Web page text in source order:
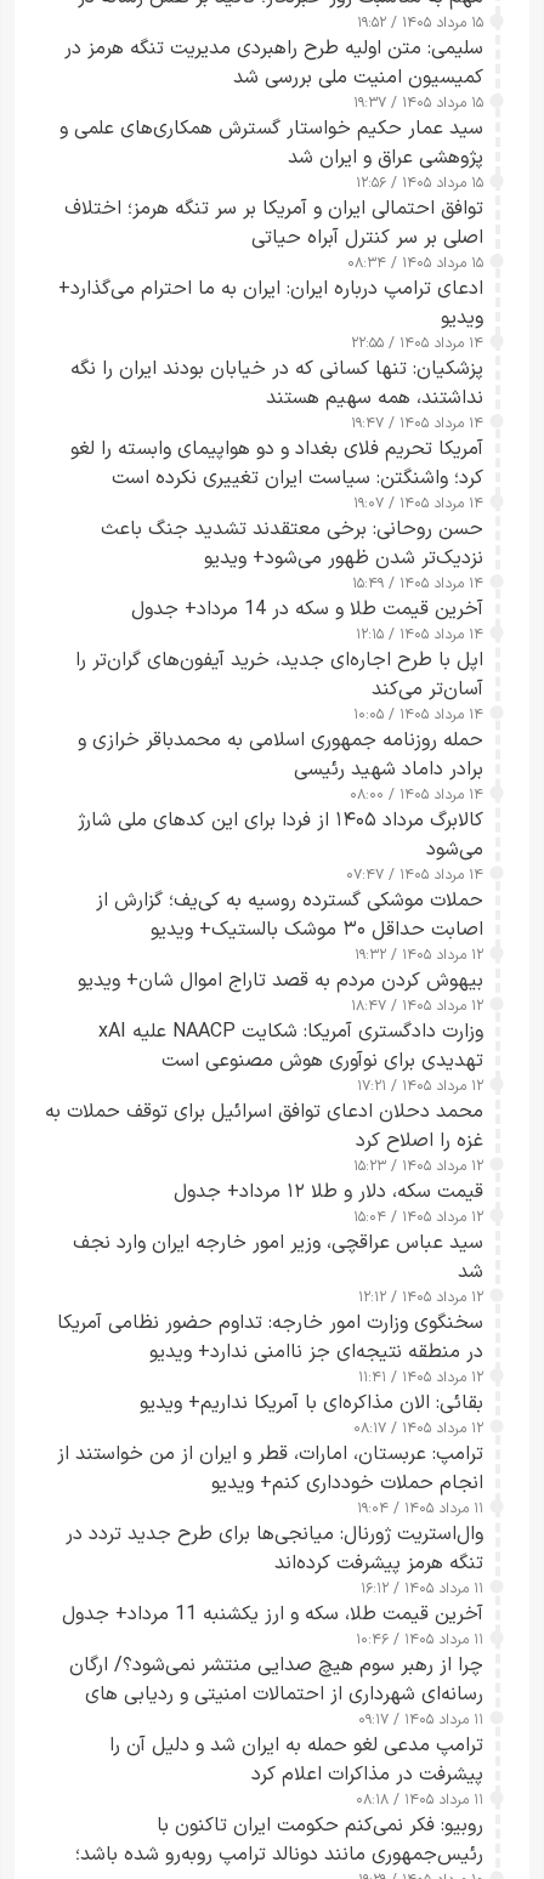
تقویت امنیت و اعتماد عمومی
۱۵ مرداد ۱۴۰۵ / ۱۹:۵۲
سلیمی: متن اولیه طرح راهبردی مدیریت تنگه هرمز در
کمیسیون امنیت ملی بررسی شد
۱۵ مرداد ۱۴۰۵ / ۱۹:۳۷
سید عمار حکیم خواستار گسترش همکاری‌های علمی و
پژوهشی عراق و ایران شد
۱۵ مرداد ۱۴۰۵ / ۱۲:۵۶
توافق احتمالی ایران و آمریکا بر سر تنگه هرمز؛ اختلاف
اصلی بر سر کنترل آبراه حیاتی
۱۵ مرداد ۱۴۰۵ / ۰۸:۳۴
ادعای ترامپ درباره ایران: ایران به ما احترام می‌گذارد+
ویدیو
۱۴ مرداد ۱۴۰۵ / ۲۲:۵۵
پزشکیان: تنها کسانی که در خیابان بودند ایران را نگه
نداشتند، همه سهیم هستند
۱۴ مرداد ۱۴۰۵ / ۱۹:۴۷
آمریکا تحریم فلای بغداد و دو هواپیمای وابسته را لغو
کرد؛ واشنگتن: سیاست ایران تغییری نکرده است
۱۴ مرداد ۱۴۰۵ / ۱۹:۰۷
حسن روحانی: برخی معتقدند تشدید جنگ باعث
نزدیک‌تر شدن ظهور می‌شود+ ویدیو
۱۴ مرداد ۱۴۰۵ / ۱۵:۴۹
آخرین قیمت طلا و سکه در 14 مرداد+ جدول
۱۴ مرداد ۱۴۰۵ / ۱۲:۱۵
اپل با طرح اجاره‌ای جدید، خرید آیفون‌های گران‌تر را
آسان‌تر می‌کند
۱۴ مرداد ۱۴۰۵ / ۱۰:۰۵
حمله روزنامه جمهوری اسلامی به محمدباقر خرازی و
برادر داماد شهید رئیسی
۱۴ مرداد ۱۴۰۵ / ۰۸:۰۰
کالابرگ مرداد ۱۴۰۵ از فردا برای این کدهای ملی شارژ
می‌شود
۱۴ مرداد ۱۴۰۵ / ۰۷:۴۷
حملات موشکی گسترده روسیه به کی‌یف؛ گزارش از
اصابت حداقل ۳۰ موشک بالستیک+ ویدیو
۱۲ مرداد ۱۴۰۵ / ۱۹:۳۲
بیهوش کردن مردم به قصد تاراج اموال شان+ ویدیو
۱۲ مرداد ۱۴۰۵ / ۱۸:۴۷
وزارت دادگستری آمریکا: شکایت NAACP علیه xAI
تهدیدی برای نوآوری هوش مصنوعی است
۱۲ مرداد ۱۴۰۵ / ۱۷:۲۱
محمد دحلان ادعای توافق اسرائیل برای توقف حملات به
غزه را اصلاح کرد
۱۲ مرداد ۱۴۰۵ / ۱۵:۲۳
قیمت سکه، دلار و طلا ۱۲ مرداد+ جدول
۱۲ مرداد ۱۴۰۵ / ۱۵:۰۴
سید عباس عراقچی، وزیر امور خارجه ایران وارد نجف
شد
۱۲ مرداد ۱۴۰۵ / ۱۲:۱۲
سخنگوی وزارت امور خارجه: تداوم حضور نظامی آمریکا
در منطقه نتیجه‌ای جز ناامنی ندارد+ ویدیو
۱۲ مرداد ۱۴۰۵ / ۱۱:۴۱
بقائی: الان مذاکره‌ای با آمریکا نداریم+ ویدیو
۱۲ مرداد ۱۴۰۵ / ۰۸:۱۷
ترامپ: عربستان، امارات، قطر و ایران از من خواستند از
انجام حملات خودداری کنم+ ویدیو
۱۱ مرداد ۱۴۰۵ / ۱۹:۰۴
وال‌استریت ژورنال: میانجی‌ها برای طرح جدید تردد در
تنگه هرمز پیشرفت کرده‌اند
۱۱ مرداد ۱۴۰۵ / ۱۶:۱۲
آخرین قیمت طلا، سکه و ارز یکشنبه 11 مرداد+ جدول
۱۱ مرداد ۱۴۰۵ / ۱۰:۴۶
چرا از رهبر سوم هیچ صدایی منتشر نمی‌شود؟/ ارگان
رسانه‌ای شهرداری از احتمالات امنیتی و ردیابی های
جاسوسی گفت
۱۱ مرداد ۱۴۰۵ / ۰۹:۱۷
ترامپ مدعی لغو حمله به ایران شد و دلیل آن را
پیشرفت در مذاکرات اعلام کرد
۱۱ مرداد ۱۴۰۵ / ۰۸:۱۸
روبیو: فکر نمی‌کنم حکومت ایران تاکنون با
رئیس‌جمهوری مانند دونالد ترامپ روبه‌رو شده باشد؛